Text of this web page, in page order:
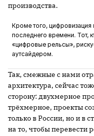
производства.
Кроме того, цифровизация
последнего времени. Тот,
«цифровые рельсы»,
аутсайдером.
Так, смежные с нами
архитектура, сейчас
сторону: двухмерное
трёхмерное, проекты
только в России, но и в
на то, чтобы перевести